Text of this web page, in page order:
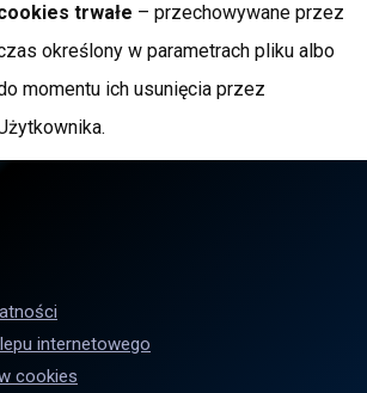
trwałe – przechowywane przez
określony w parametrach pliku albo
momentu ich usunięcia przez
internetowego
cookies